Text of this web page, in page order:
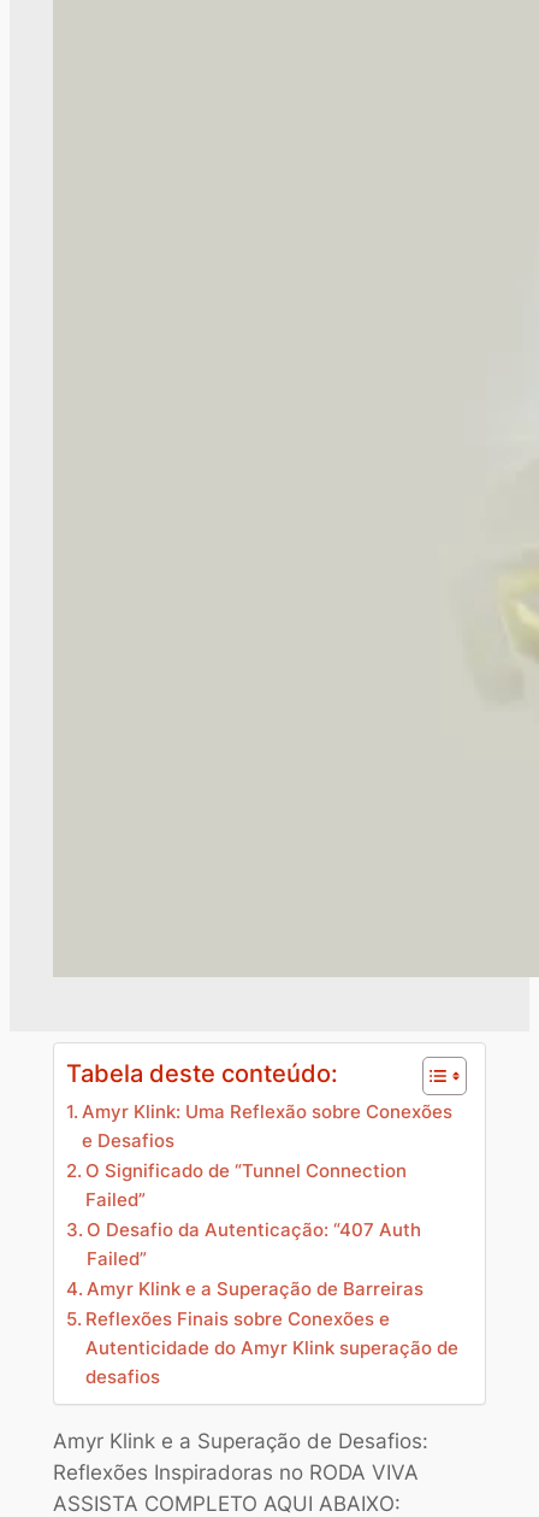
Tabela deste conteúdo:
Amyr Klink: Uma Reflexão sobre Conexões
e Desafios
O Significado de “Tunnel Connection
Failed”
O Desafio da Autenticação: “407 Auth
Failed”
Amyr Klink e a Superação de Barreiras
Reflexões Finais sobre Conexões e
Autenticidade do Amyr Klink superação de
desafios
Amyr Klink e a Superação de Desafios:
Reflexões Inspiradoras no RODA VIVA
ASSISTA COMPLETO AQUI ABAIXO: